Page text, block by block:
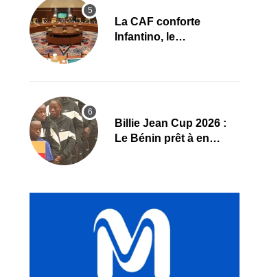
La CAF conforte
Infantino, le
Billie Jean Cup 2026 :
Le Bénin prêt à en